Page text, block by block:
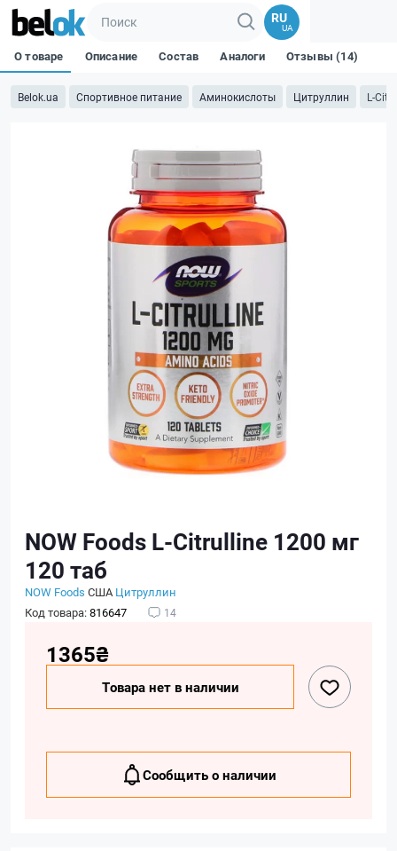
RU
UA
Belok.ua Спортивное питание Аминокислоты Цитруллин L-
О товаре Описание Состав Аналоги Отзывы (14)
NOW Foods L-Citrulline 1200 мг
120 таб
NOW Foods США Цитруллин
Код товара:816647 14
1365₴
Товара нет в наличии
Сообщить о наличии